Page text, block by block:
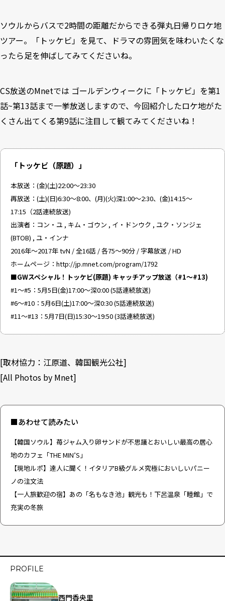
ソウルからバスで2時間の距離だからできる弾丸日帰りロケ地
ツアー。「トッケビ」を見て、ドラマの雰囲気を味わいたくな
ったら足を伸ばしてみてくださいね。
CS放送のMnetでは ゴールデンウィークに「トッケビ」を第1
話~第13話まで一挙放送しますので、今回紹介したロケ地がた
くさん出てくる第9話に注目して観てみてくださいね！
「トッケビ（原題）」
本放送：(金)(土)22:00～23:30
再放送：(土)(日)6:30～8:00、(月)(火)深1:00～2:30、(金)14:15～
17:15（2話連続放送)
出演者：コン・ユ , キム・ゴウン , イ・ドンウク , ユク・ソンジェ
(BTOB) , ユ・インナ
2016年～2017年 tvN / 全16話 / 各75～90分 / 字幕放送 / HD
ホームページ： http://jp.mnet.com/program/1792
■GWスペシャル！トッケビ(原題) キャッチアップ放送（#1～#13)
#1～#5：5月5日(金)17:00～深0:00 (5話連続放送)
#6～#10：5月6日(土)17:00～深0:30 (5話連続放送)
#11～#13：5月7日(日)15:30～19:50 (3話連続放送)
[取材協力：江原道、韓国観光公社]
[All Photos by Mnet]
■あわせて読みたい
【韓国ソウル】苺ジャム入り卵サンドが不思議とおいしい最高の居心
地のカフェ「THE MIN’S」
【現地ルポ】達人に聞く！イタリアB級グルメ究極においしいパニー
ノの注文法
【一人旅歓迎の宿】あの「名もなき池」観光も！下呂温泉「睦館」で
充実の冬旅
PROFILE
西門香央里